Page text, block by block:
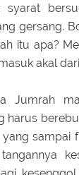
gersang.
itu apa?
akal
Jumrah
harus
sampai